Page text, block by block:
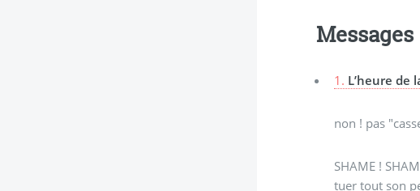
Messages
1. L’heure de
non ! pas
SHAME !
tuer tout son